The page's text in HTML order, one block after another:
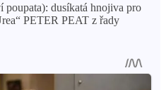
poupata): dusíkatá hnojiva pro
PETER PEAT z řady